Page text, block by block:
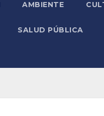
AMBIENTE
SALUD PÚBLICA